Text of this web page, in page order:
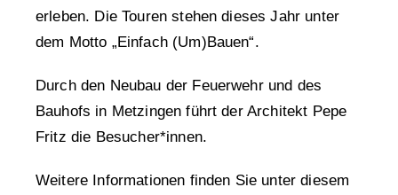
erleben. Die Touren stehen dieses Jahr unter
dem Motto „Einfach (Um)Bauen“.
Durch den Neubau der Feuerwehr und des
Bauhofs in Metzingen führt der Architekt Pepe
Fritz die Besucher*innen.
Weitere Informationen finden Sie unter diesem